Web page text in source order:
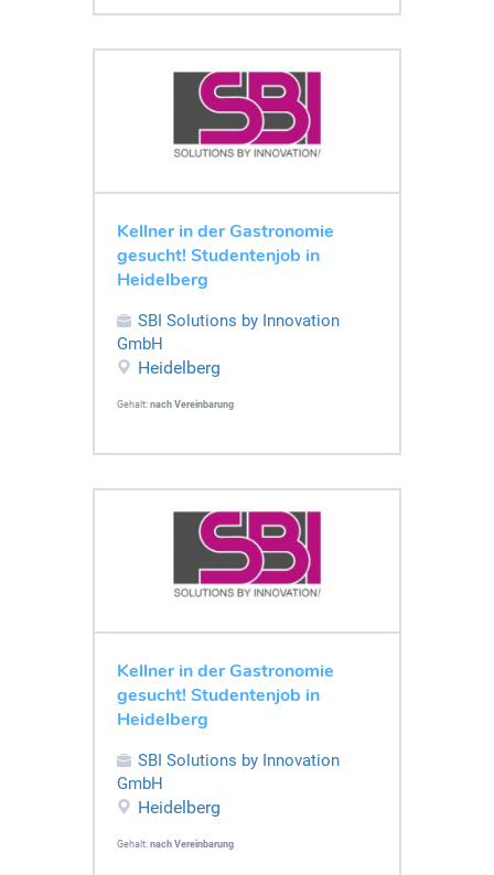
Kellner in der Gastronomie
gesucht! Studentenjob in
Heidelberg
SBI Solutions by Innovation
GmbH
Heidelberg
Gehalt: nach Vereinbarung
Kellner in der Gastronomie
gesucht! Studentenjob in
Heidelberg
SBI Solutions by Innovation
GmbH
Heidelberg
Gehalt: nach Vereinbarung